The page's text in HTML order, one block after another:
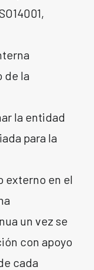
de la
la entidad
para la
externo en el
un vez se
con apoyo
cada